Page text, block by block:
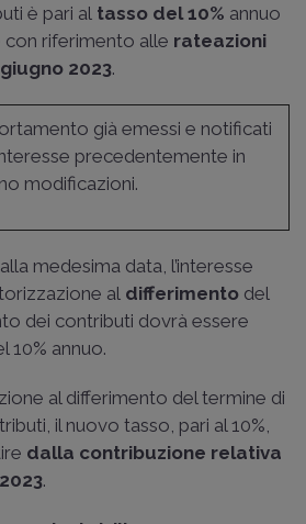
è pari al tasso del 10% annuo
riferimento alle rateazioni
2023.
già emessi e notificati
precedentemente in
modificazioni.
medesima data, l’interesse
al differimento del
dei contributi dovrà essere
10% annuo.
al differimento del termine di
il nuovo tasso, pari al 10%,
dalla contribuzione relativa
.